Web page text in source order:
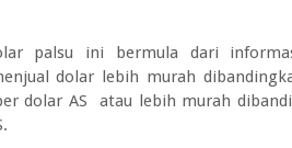
palsu ini bermula dari
dolar lebih murah
dolar AS atau lebih murah